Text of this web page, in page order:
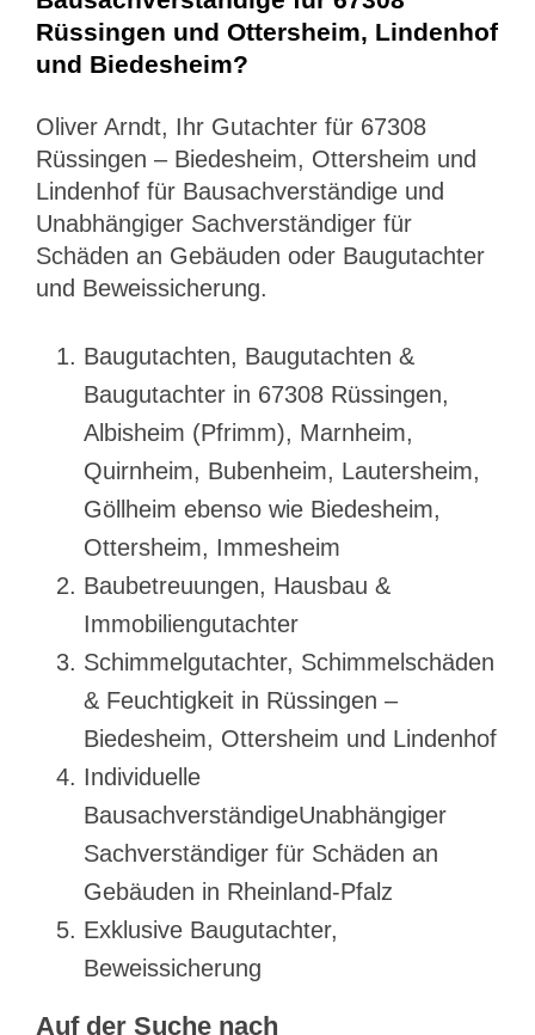
Rüssingen und Ottersheim, Lindenhof
und Biedesheim?
Oliver Arndt, Ihr Gutachter für 67308
Rüssingen – Biedesheim, Ottersheim und
Lindenhof für Bausachverständige und
Unabhängiger Sachverständiger für
Schäden an Gebäuden oder Baugutachter
und Beweissicherung.
Baugutachten, Baugutachten &
Baugutachter in 67308 Rüssingen,
Albisheim (Pfrimm), Marnheim,
Quirnheim, Bubenheim, Lautersheim,
Göllheim ebenso wie Biedesheim,
Ottersheim, Immesheim
Baubetreuungen, Hausbau &
Immobiliengutachter
Schimmelgutachter, Schimmelschäden
& Feuchtigkeit in Rüssingen –
Biedesheim, Ottersheim und Lindenhof
Individuelle
BausachverständigeUnabhängiger
Sachverständiger für Schäden an
Gebäuden in Rheinland-Pfalz
Exklusive Baugutachter,
Beweissicherung
Auf der Suche nach